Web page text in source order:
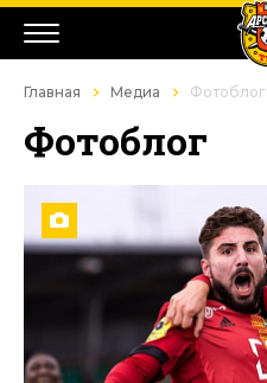
Главная Медиа Фотоблог
Фотоблог